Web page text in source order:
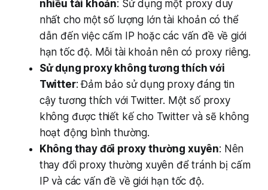
nhiều tài khoản: Sử dụng một proxy duy
nhất cho một số lượng lớn tài khoản có thể
dẫn đến việc cấm IP hoặc các vấn đề về giới
hạn tốc độ. Mỗi tài khoản nên có proxy riêng.
Sử dụng proxy không tương thích với
Twitter: Đảm bảo sử dụng proxy đáng tin
cậy tương thích với Twitter. Một số proxy
không được thiết kế cho Twitter và sẽ không
hoạt động bình thường.
Không thay đổi proxy thường xuyên: Nên
thay đổi proxy thường xuyên để tránh bị cấm
IP và các vấn đề về giới hạn tốc độ.